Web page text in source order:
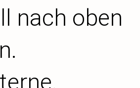
nach oben